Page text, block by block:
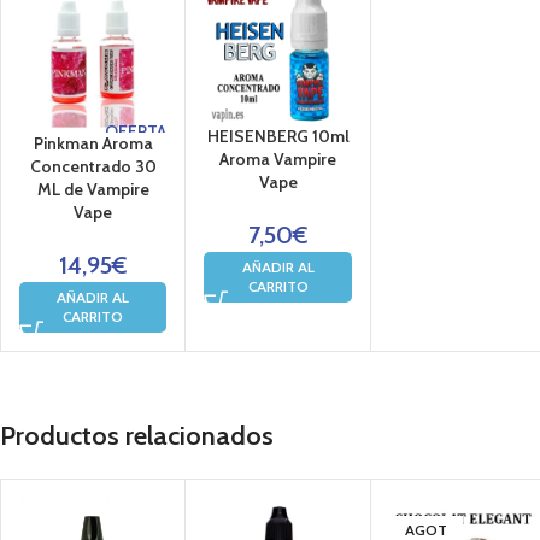
OFERTA
Pinkman Aroma
Concentrado 30
ML de Vampire
Vape
14,95€
AÑADIR AL
CARRITO
HEISENBERG 10ml
Aroma Vampire
Vape
7,50€
AÑADIR AL
CARRITO
Productos relacionados
AGOT